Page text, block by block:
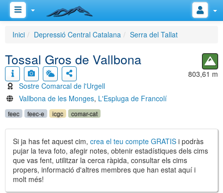
Inici Depressió Central Catalana Serra del Tallat
Tossal Gros de Vallbona
Sostre Comarcal de l'Urgell
Vallbona de les Monges, L'Espluga de Francolí
803,61 m
feec feec-e icgc comar-cat
Si ja has fet aquest cim, crea el teu compte GRATIS i podràs
pujar la teva foto, afegir notes, obtenir estadístiques dels cims
que vas fent, utilitzar la cerca ràpida, consultar els cims
propers, informació d'altres membres que han estat aquí i
molt més!